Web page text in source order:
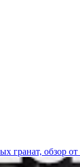
гранат, обзор